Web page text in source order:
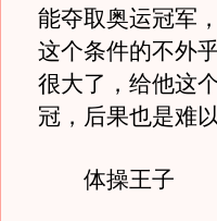
能夺取奥运冠军
这个条件的不外
很大了，给他这
冠，后果也是难
体操王子